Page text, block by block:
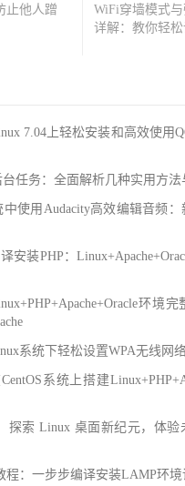
止他人蹭
WiFi穿墙模式
详解：教你轻
7.04上轻松安装和高效使用
任务：全面解析几种实用方法
使用Audacity高效编辑音频
安装PHP：
环境
系统下轻松设置WPA无线网
系统上搭建
探索 Linux 桌面新纪元，体验
程：一步步编译安装LAMP环